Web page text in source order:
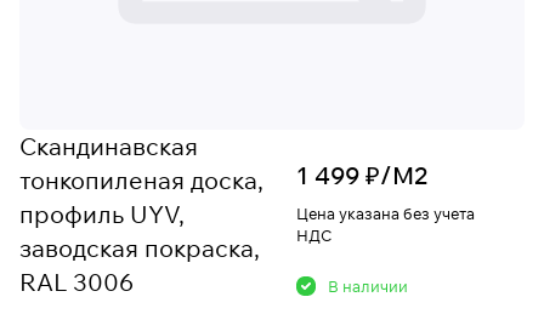
Скандинавская
тонкопиленая доска,
профиль UYV,
заводская покраска,
RAL 3006
1 499 ₽/М2
Цена указана без учета
НДС
В наличии